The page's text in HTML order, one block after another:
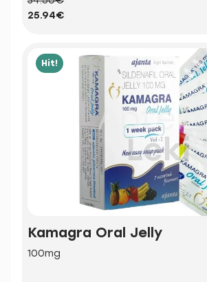
25.94€
Hit!
Kamagra Oral Jelly
100mg